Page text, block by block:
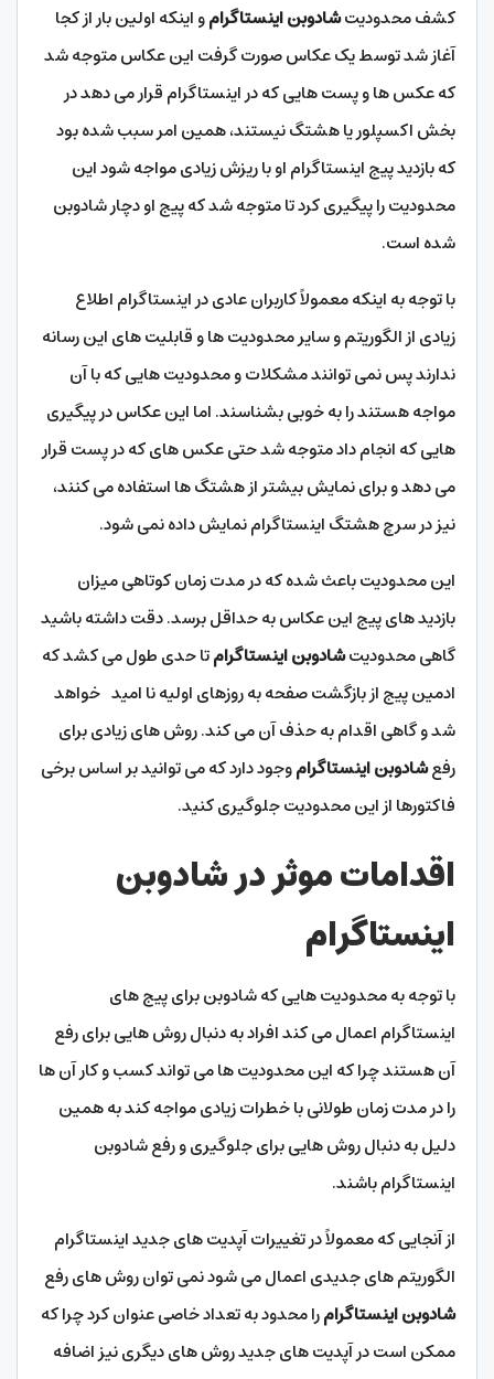
کشف محدودیتشادوبن اینستاگرامو اینکه اولین بار از کجا
آغاز شد توسط یک عکاس صورت گرفت این عکاس متوجه شد
که عکس ها و پست هایی که در اینستاگرام قرار می دهد در
بخش اکسپلور یا هشتگ نیستند، همین امر سبب شده بود
که بازدید پیج اینستاگرام او با ریزش زیادی مواجه شود این
محدودیت را پیگیری کرد تا متوجه شد که پیج او دچار شادوبن
شده است.
با توجه به اینکه معمولاً کاربران عادی در اینستاگرام اطلاع
زیادی از الگوریتم و سایر محدودیت‌ ها و قابلیت های این رسانه
ندارند پس نمی توانند مشکلات و محدودیت هایی که با آن
مواجه هستند را به خوبی بشناسند. اما این عکاس در پیگیری‌
هایی که انجام داد متوجه شد حتی عکس های که در پست قرار
می‌ دهد و برای نمایش بیشتر از هشتگ ها استفاده می کنند،
نیز در سرچ هشتگ اینستاگرام نمایش داده نمی شود.
این محدودیت باعث شده که در مدت زمان کوتاهی میزان
بازدید های پیج این عکاس به حداقل برسد. دقت داشته باشید
گاهی محدودیتشادوبن اینستاگرامتا حدی طول می کشد که
ادمین پیج از بازگشت صفحه به روزهای اولیه نا امید خواهد
شد و گاهی اقدام به حذف آن می کند. روش های زیادی برای
رفعشادوبن اینستاگراموجود دارد که می توانید بر اساس برخی
فاکتورها از این محدودیت جلوگیری کنید.
اقدامات موثر در شادوبن
اینستاگرام
با توجه به محدودیت هایی که شادوبن برای پیج های
اینستاگرام اعمال می‌ کند افراد به دنبال روش هایی برای رفع
آن هستند چرا که این محدودیت ها می تواند کسب و کار آن ها
را در مدت زمان طولانی با خطرات زیادی مواجه کند به همین
دلیل به دنبال روش هایی برای جلوگیری و رفع شادوبن
اینستاگرام باشند.
از آنجایی که معمولاً در تغییرات آپدیت های جدید اینستاگرام
الگوریتم های جدیدی اعمال می شود نمی توان روش های رفع
شادوبن اینستاگرامرا محدود به تعداد خاصی عنوان کرد چرا که
ممکن است در آپدیت های جدید روش های دیگری نیز اضافه